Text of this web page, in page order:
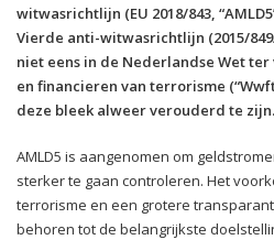
witwasrichtlijn (EU 2018/843,
Vierde anti-witwasrichtlijn (2015/
niet eens in de Nederlandse Wet
en financieren van terrorisme
deze bleek alweer verouderd te zijn.
AMLD5 is aangenomen om
sterker te gaan controleren. Het
terrorisme en een grotere
behoren tot de belangrijkste